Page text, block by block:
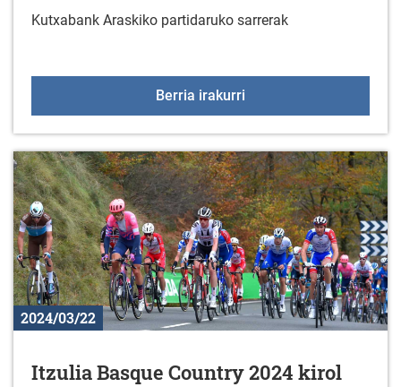
Kutxabank Araskiko partidaruko sarrerak
Berria irakurri
2024/03/22
Itzulia Basque Country 2024 kirol